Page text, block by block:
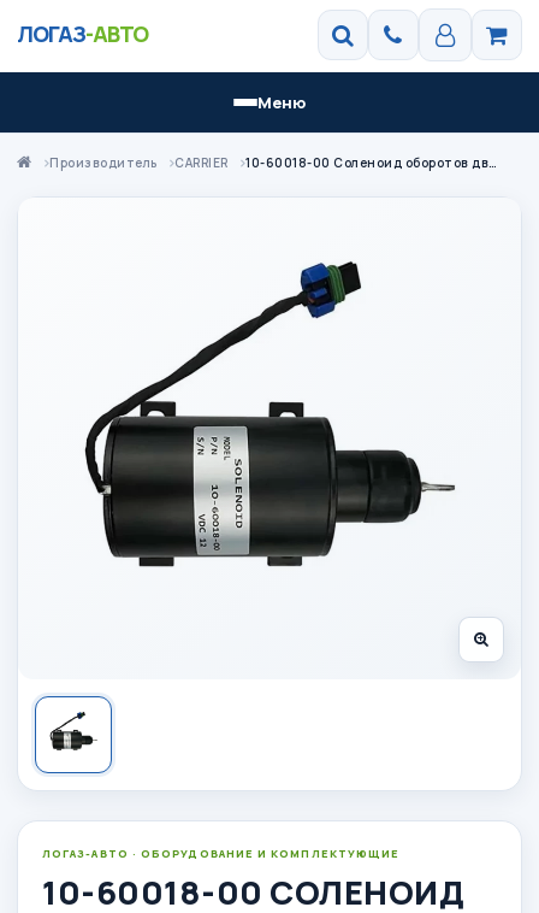
ЛОГАЗ-АВТО
Меню
Производитель CARRIER 10-60018-00 Соленоид оборотов двигателя Carrier Maxima/Supra
ЛОГАЗ-АВТО · ОБОРУДОВАНИЕ И КОМПЛЕКТУЮЩИЕ
10-60018-00 СОЛЕНОИД